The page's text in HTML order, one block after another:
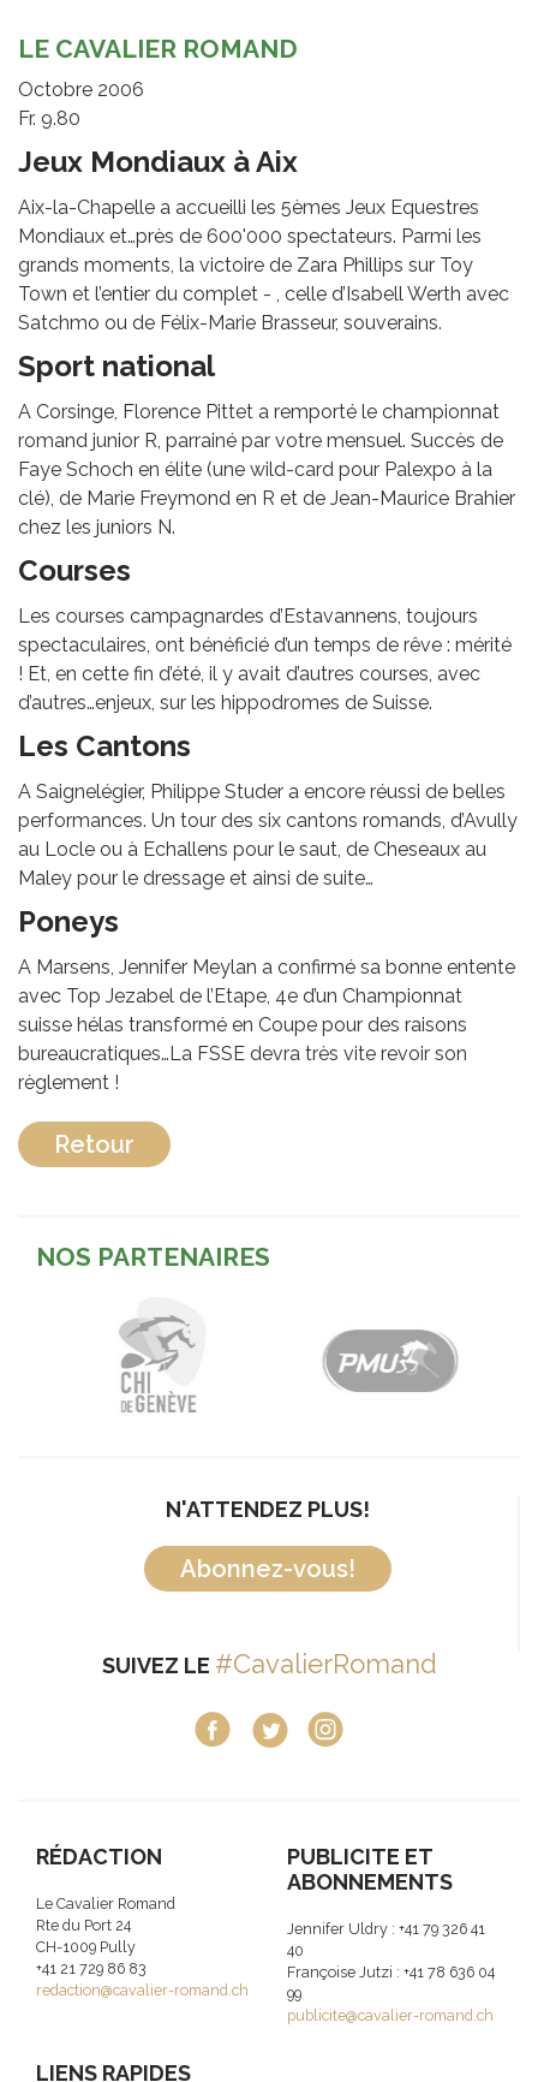
LE CAVALIER ROMAND
Octobre 2006
Fr. 9.80
Jeux Mondiaux à Aix
Aix-la-Chapelle a accueilli les 5èmes Jeux Equestres
Mondiaux et…près de 600'000 spectateurs. Parmi les
grands moments, la victoire de Zara Phillips sur Toy
Town et l’entier du complet - , celle d’Isabell Werth avec
Satchmo ou de Félix-Marie Brasseur, souverains.
Sport national
A Corsinge, Florence Pittet a remporté le championnat
romand junior R, parrainé par votre mensuel. Succès de
Faye Schoch en élite (une wild-card pour Palexpo à la
clé), de Marie Freymond en R et de Jean-Maurice Brahier
chez les juniors N.
Courses
Les courses campagnardes d’Estavannens, toujours
spectaculaires, ont bénéficié d’un temps de rêve : mérité
! Et, en cette fin d’été, il y avait d’autres courses, avec
d’autres…enjeux, sur les hippodromes de Suisse.
Les Cantons
A Saignelégier, Philippe Studer a encore réussi de belles
performances. Un tour des six cantons romands, d’Avully
au Locle ou à Echallens pour le saut, de Cheseaux au
Maley pour le dressage et ainsi de suite…
Poneys
A Marsens, Jennifer Meylan a confirmé sa bonne entente
avec Top Jezabel de l’Etape, 4e d’un Championnat
suisse hélas transformé en Coupe pour des raisons
bureaucratiques…La FSSE devra très vite revoir son
règlement !
Retour
NOS PARTENAIRES
N'ATTENDEZ PLUS!
Abonnez-vous!
SUIVEZ LE #CavalierRomand
RÉDACTION
Le Cavalier Romand
Rte du Port 24
CH-1009 Pully
+41 21 729 86 83
redaction@cavalier-romand.ch
PUBLICITE ET
ABONNEMENTS
Jennifer Uldry : +41 79 326 41
40
Françoise Jutzi : +41 78 636 04
99
publicite@cavalier-romand.ch
LIENS RAPIDES